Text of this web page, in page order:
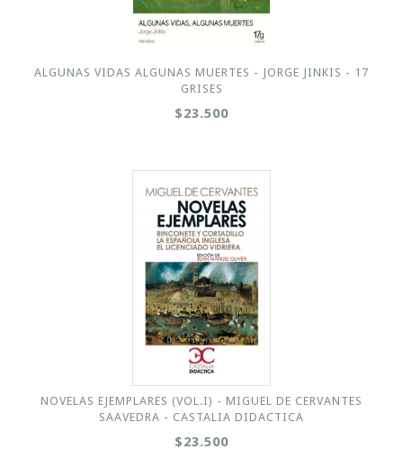
ALGUNAS VIDAS ALGUNAS MUERTES - JORGE JINKIS - 17
GRISES
$23.500
NOVELAS EJEMPLARES (VOL.I) - MIGUEL DE CERVANTES
SAAVEDRA - CASTALIA DIDACTICA
$23.500